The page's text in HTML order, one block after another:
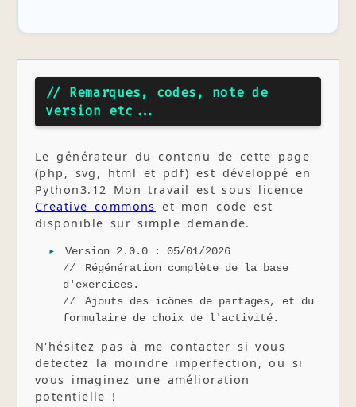
// Remarques, codes, note de
version etc...
Le générateur du contenu de cette page
(php, svg, html et pdf) est développé en
Python3.12 Mon travail est sous licence
Creative commons et mon code est
disponible sur simple demande.
Version 2.0.0 : 05/01/2026
Régénération complète de la base
d'exercices.
Ajouts des icônes de partages, et du
formulaire de choix de l'activité.
N'hésitez pas à me contacter si vous
detectez la moindre imperfection, ou si
vous imaginez une amélioration
potentielle !